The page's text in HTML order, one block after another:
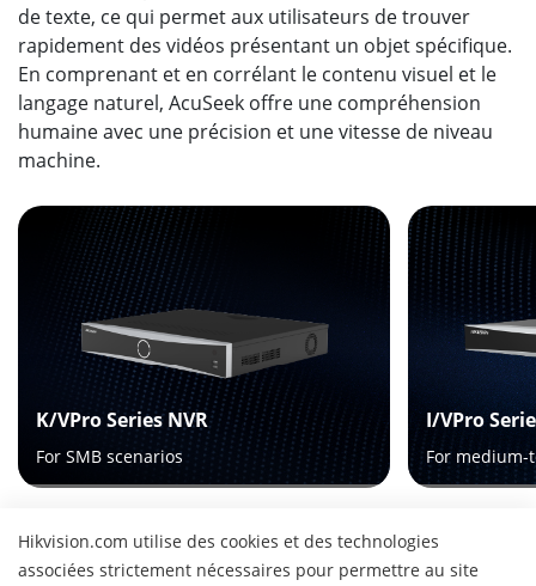
de texte, ce qui permet aux utilisateurs de trouver
rapidement des vidéos présentant un objet spécifique.
En comprenant et en corrélant le contenu visuel et le
langage naturel, AcuSeek offre une compréhension
humaine avec une précision et une vitesse de niveau
machine.
K/VPro Series NVR
For SMB scenarios
I/VPro
For medium-
Hikvision.com utilise des cookies et des technologies
associées strictement nécessaires pour permettre au site